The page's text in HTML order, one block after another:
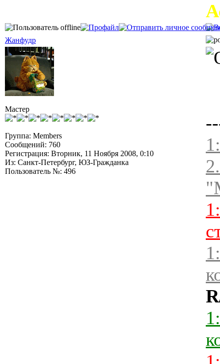
Жанфудр
Мастер
Группа: Members
Сообщений: 760
Регистрация: Вторник, 11 Ноября 2008, 0:10
Из: Санкт-Петербург, ЮЗ-Гражданка
Пользователь №: 496